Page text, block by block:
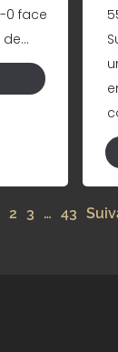
0 face
2 3 … 43